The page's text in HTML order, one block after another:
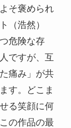
そ褒められ
（浩然）
危険な存
ですが、互
痛み」が共
す。どこま
る笑顔に何
の作品の最